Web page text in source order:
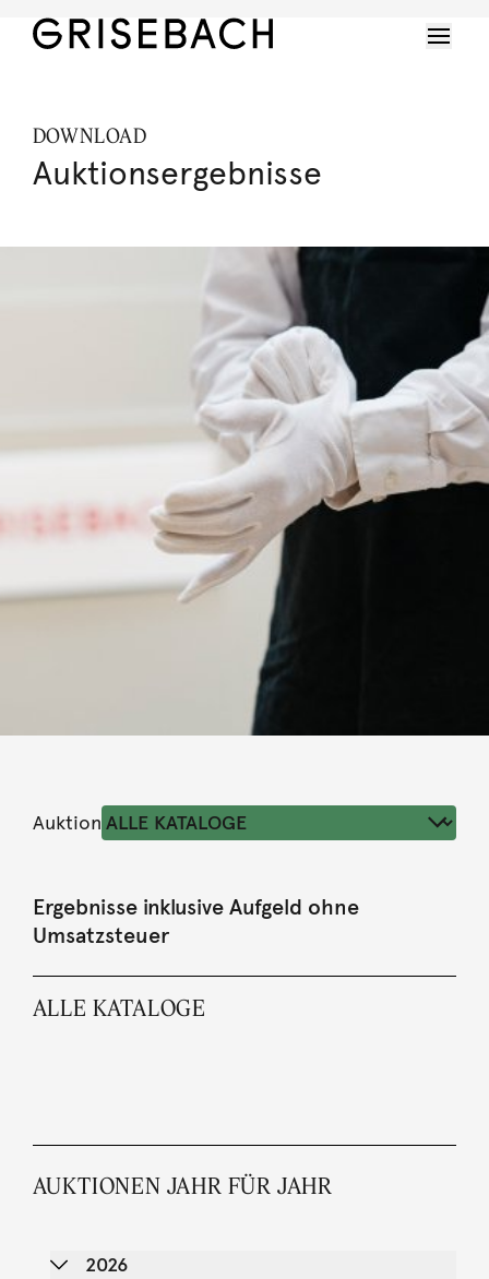
DOWNLOAD
Auktionsergebnisse
Auktion
Ergebnisse inklusive Aufgeld ohne
Umsatzsteuer
ALLE KATALOGE
AUKTIONEN JAHR FÜR JAHR
2026